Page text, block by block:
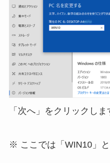
「次へ」をクリックしま
※ ここでは「WIN10」と